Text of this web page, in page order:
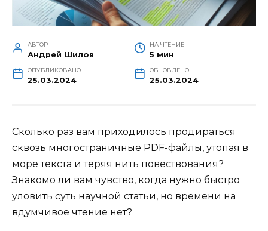
АВТОР
Андрей Шилов
НА ЧТЕНИЕ
5 мин
ОПУБЛИКОВАНО
25.03.2024
ОБНОВЛЕНО
25.03.2024
Сколько раз вам приходилось продираться
сквозь многостраничные PDF-файлы, утопая в
море текста и теряя нить повествования?
Знакомо ли вам чувство, когда нужно быстро
уловить суть научной статьи, но времени на
вдумчивое чтение нет?